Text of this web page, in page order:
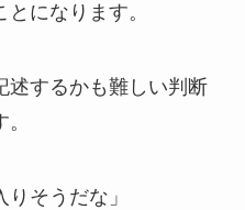
になります。
述するかも難しい判断
りそうだな」